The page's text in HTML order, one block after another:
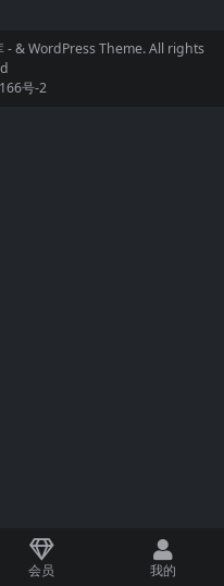
- & WordPress Theme. All rights
号-2
会员 我的